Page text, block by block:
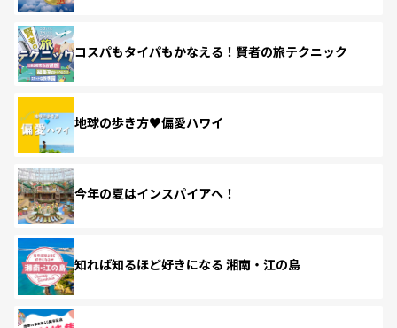
コスパもタイパもかなえる！賢者の旅テクニック
地球の歩き方♥偏愛ハワイ
今年の夏はインスパイアへ！
知れば知るほど好きになる 湘南・江の島